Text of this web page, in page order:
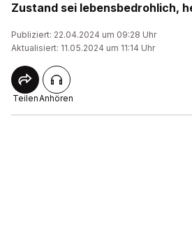
Zustand sei lebensbedrohlich,
Publiziert: 22.04.2024 um 09:28 Uhr
Aktualisiert: 11.05.2024 um 11:14 Uhr
TeilenAnhören